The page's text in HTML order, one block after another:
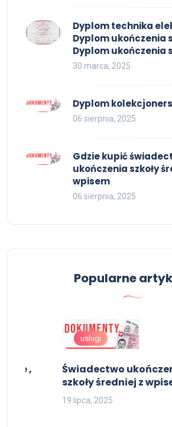
Dyplom technika
Dyplom ukończenia
Dyplom ukończenia
30 marca, 2025
Dyplom
06 sierpnia, 2025
Gdzie kupić
ukończenia szkoły
wpisem
06 sierpnia, 2025
Popularne
,
uslugi
Świadectwo
szkoły średniej z
19 lipca, 2025